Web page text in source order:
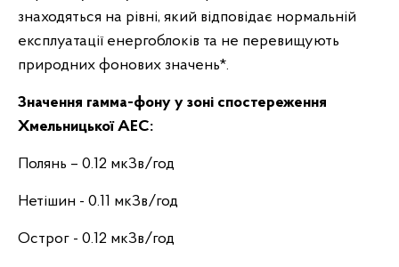
знаходяться на рівні, який відповідає нормальній
експлуатації енергоблоків та не перевищують
природних фонових значень*.
Значення гамма-фону у зоні спостереження
Хмельницької АЕС:
Полянь – 0.12 мкЗв/год
Нетішин - 0.11 мкЗв/год
Острог - 0.12 мкЗв/год